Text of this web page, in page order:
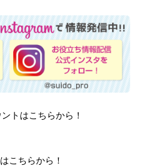
トはこちらから！
こちらから！